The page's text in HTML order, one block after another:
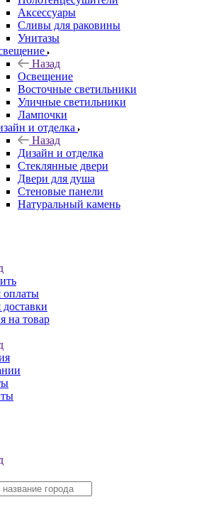
Аксессуары
Сливы для раковины
Унитазы
Назад
Освещение
Восточные светильники
Уличные светильники
Лампочки
и отделка
Назад
Дизайн и отделка
Стеклянные двери
Двери для душа
Стеновые панели
Натуральный камень
оплаты
на товар